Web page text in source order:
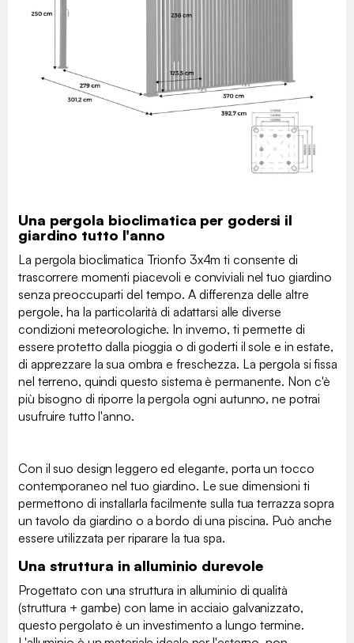
Una pergola bioclimatica per godersi il
giardino tutto l'anno
La pergola bioclimatica Trionfo 3x4m ti consente di
trascorrere momenti piacevoli e conviviali nel tuo giardino
senza preoccuparti del tempo. A differenza delle altre
pergole, ha la particolarità di adattarsi alle diverse
condizioni meteorologiche. In inverno, ti permette di
essere protetto dalla pioggia o di goderti il sole e in estate,
di apprezzare la sua ombra e freschezza. La pergola si fissa
nel terreno, quindi questo sistema è permanente. Non c'è
più bisogno di riporre la pergola ogni autunno, ne potrai
usufruire tutto l'anno.
Con il suo design leggero ed elegante, porta un tocco
contemporaneo nel tuo giardino. Le sue dimensioni ti
permettono di installarla facilmente sulla tua terrazza sopra
un tavolo da giardino o a bordo di una piscina. Può anche
essere utilizzata per riparare la tua spa.
Una struttura in alluminio durevole
Progettato con una struttura in alluminio di qualità
(struttura + gambe) con lame in acciaio galvanizzato,
questo pergolato è un investimento a lungo termine.